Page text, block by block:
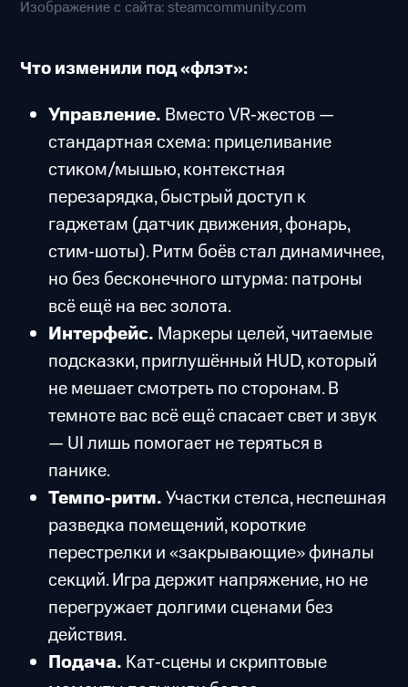
Изображение с сайта: steamcommunity.com
Что изменили под «флэт»:
Управление. Вместо VR‑жестов —
стандартная схема: прицеливание
стиком/мышью, контекстная
перезарядка, быстрый доступ к
гаджетам (датчик движения, фонарь,
стим‑шоты). Ритм боёв стал динамичнее,
но без бесконечного штурма: патроны
всё ещё на вес золота.
Интерфейс. Маркеры целей, читаемые
подсказки, приглушённый HUD, который
не мешает смотреть по сторонам. В
темноте вас всё ещё спасает свет и звук
— UI лишь помогает не теряться в
панике.
Темпо‑ритм.Участки стелса, неспешная
разведка помещений, короткие
перестрелки и «закрывающие» финалы
секций. Игра держит напряжение, но не
перегружает долгими сценами без
действия.
Подача. Кат‑сцены и скриптовые